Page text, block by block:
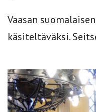
Vaasan
käsiteltäväksi.